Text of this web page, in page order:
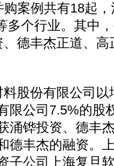
例共有18起，
多个行业。其中
德丰杰正道、
份有限公司以
限公司7.5%的股
涌铧投资、德丰
德丰杰的融资。
子公司上海复旦